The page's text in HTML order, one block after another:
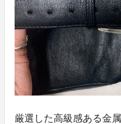
厳選した高級感ある金